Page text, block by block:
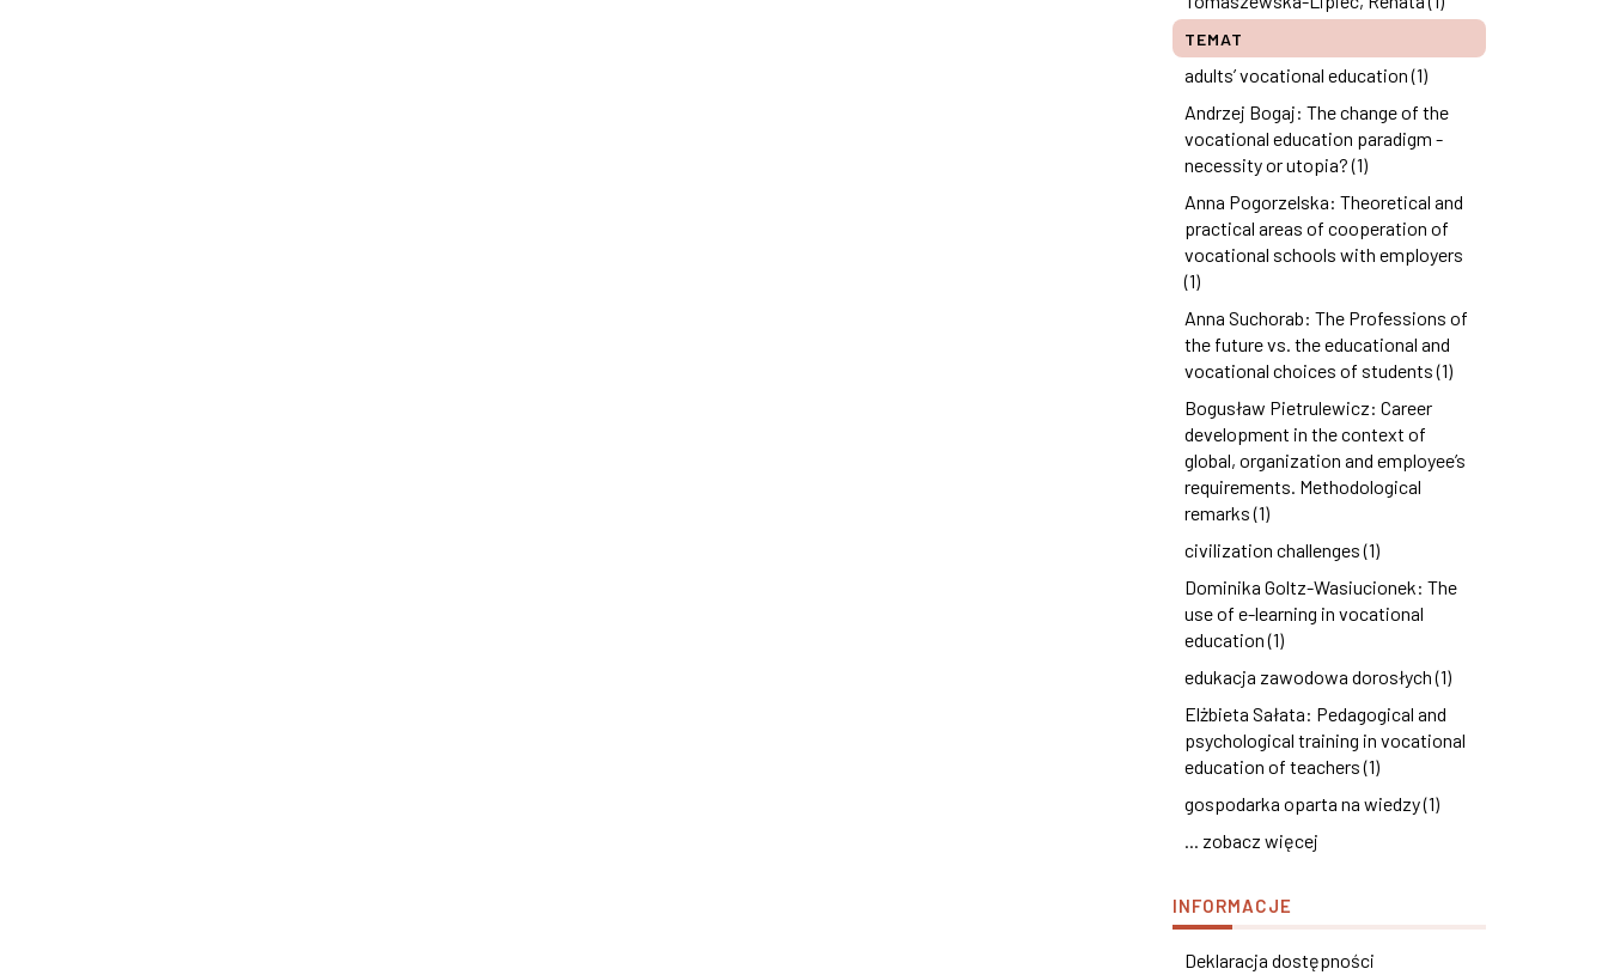
TEMAT
adults’ vocational education (1)
Andrzej Bogaj: The change of the
vocational education paradigm -
necessity or utopia? (1)
Anna Pogorzelska: Theoretical and
practical areas of cooperation of
vocational schools with employers
(1)
Anna Suchorab: The Professions of
the future vs. the educational and
vocational choices of students (1)
Bogusław Pietrulewicz: Career
development in the context of
global, organization and employee’s
requirements. Methodological
remarks (1)
civilization challenges (1)
Dominika Goltz-Wasiucionek: The
use of e-learning in vocational
education (1)
edukacja zawodowa dorosłych (1)
Elżbieta Sałata: Pedagogical and
psychological training in vocational
education of teachers (1)
gospodarka oparta na wiedzy (1)
... zobacz więcej
INFORMACJE
Deklaracja dostępności